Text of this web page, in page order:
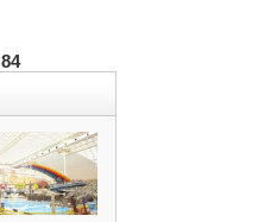
84